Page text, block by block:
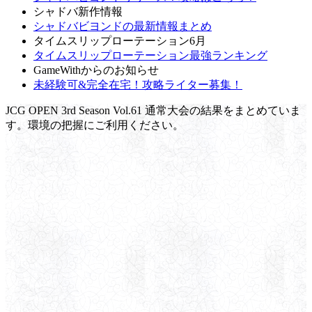
シャドバ新作情報
シャドバビヨンドの最新情報まとめ
タイムスリップローテーション6月
タイムスリップローテーション最強ランキング
GameWithからのお知らせ
未経験可&完全在宅！攻略ライター募集！
JCG OPEN 3rd Season Vol.61 通常大会の結果をまとめていま
す。環境の把握にご利用ください。